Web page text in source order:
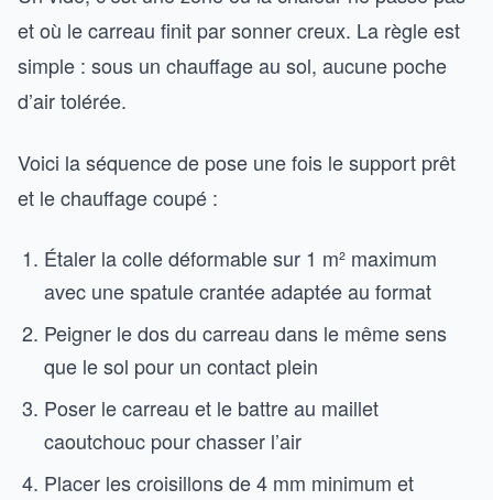
et où le carreau finit par sonner creux. La règle est
simple : sous un chauffage au sol, aucune poche
d’air tolérée.
Voici la séquence de pose une fois le support prêt
et le chauffage coupé :
Étaler la colle déformable sur 1 m² maximum
avec une spatule crantée adaptée au format
Peigner le dos du carreau dans le même sens
que le sol pour un contact plein
Poser le carreau et le battre au maillet
caoutchouc pour chasser l’air
Placer les croisillons de 4 mm minimum et